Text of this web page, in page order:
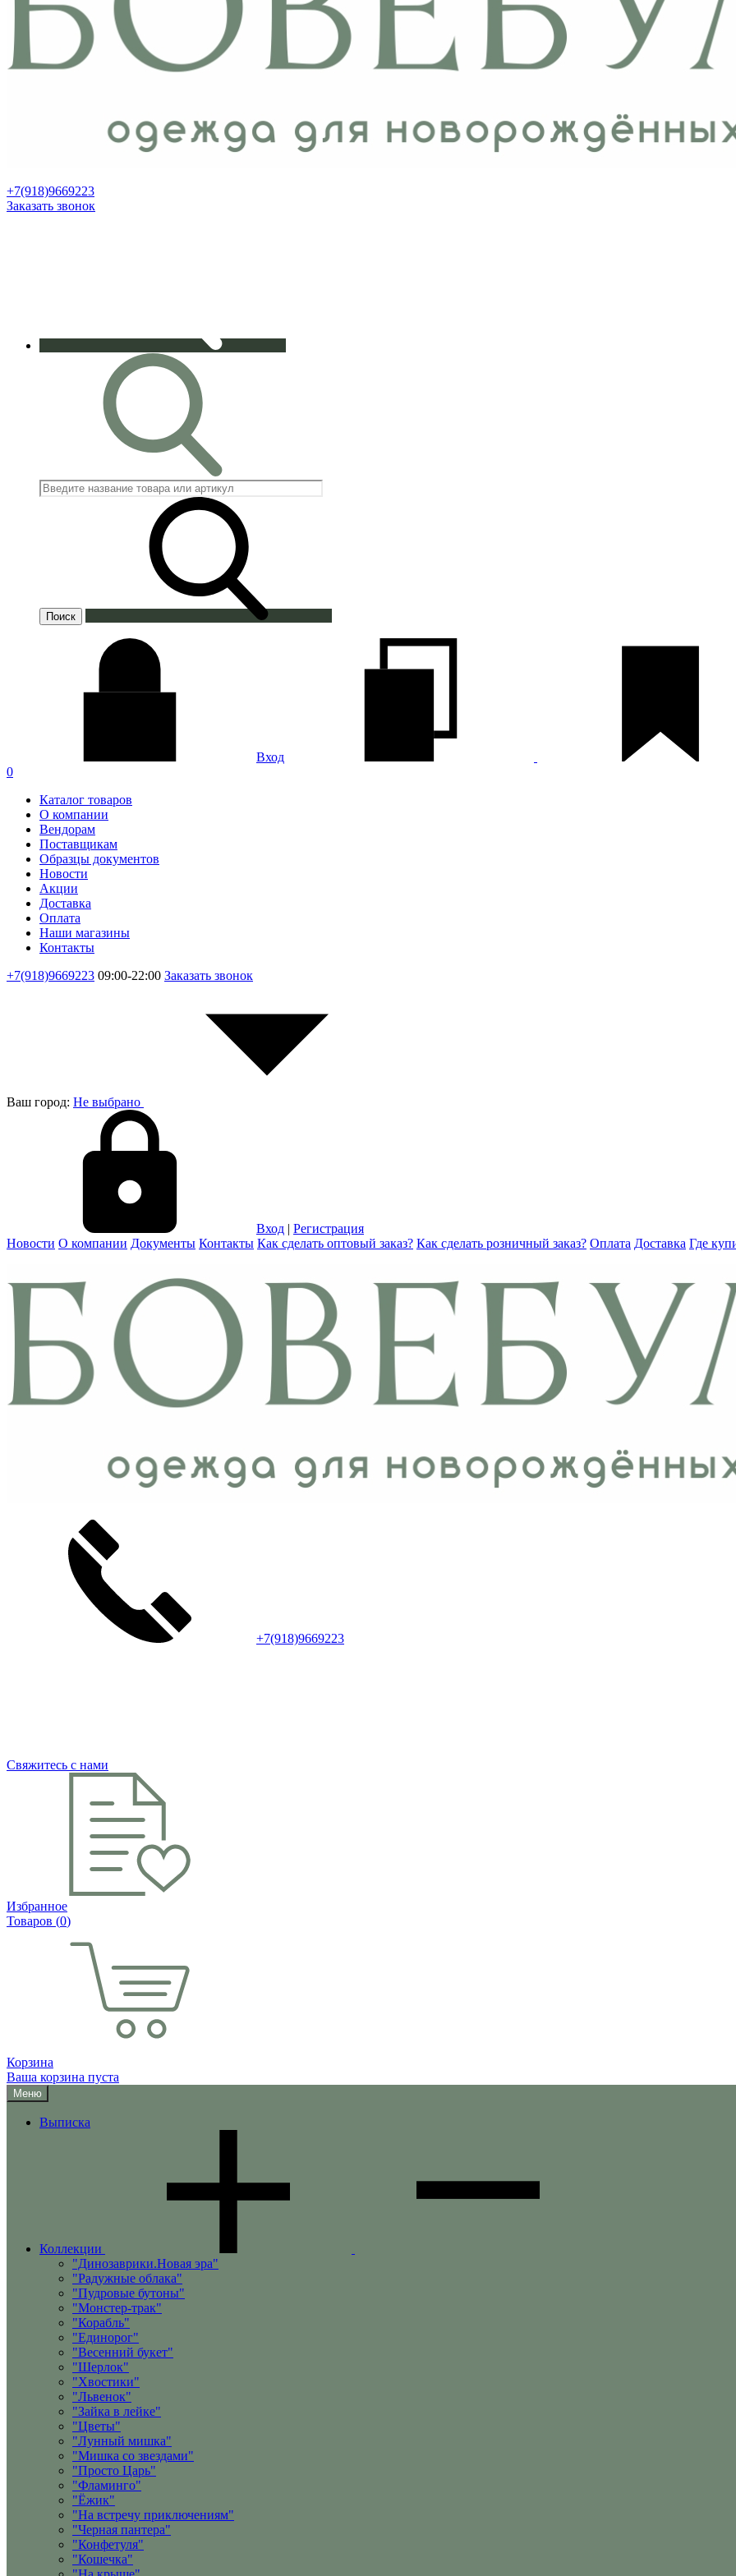
+7(918)9669223
Заказать звонок
Вход
0
Каталог товаров
О компании
Вендорам
Поставщикам
Образцы документов
Новости
Акции
Доставка
Оплата
Наши магазины
Контакты
+7(918)9669223 09:00-22:00 Заказать звонок
Ваш город: Не выбрано
Вход | Регистрация
Новости О компании Документы Контакты Как сделать оптовый заказ? Как сделать розничный заказ? Оплата Доставка Где
+7(918)9669223
Свяжитесь с нами
Избранное
Товаров (0)
Корзина
Ваша корзина пуста
Меню
Выписка
Коллекции
"Динозаврики.Новая эра"
"Радужные облака"
"Пудровые бутоны"
"Монстер-трак"
"Корабль"
"Единорог"
"Весенний букет"
"Шерлок"
"Хвостики"
"Львенок"
"Зайка в лейке"
"Цветы"
"Лунный мишка"
"Мишка со звездами"
"Просто Царь"
"Фламинго"
"Ёжик"
"На встречу приключениям"
"Черная пантера"
"Конфетуля"
"Кошечка"